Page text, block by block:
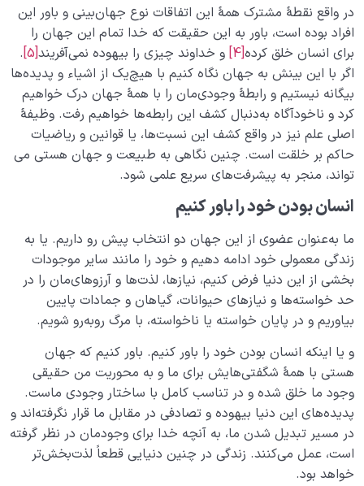
در واقع نقطۀ مشترک همۀ این اتفاقات نوع جهان‌بینی و باور این
افراد بوده است، باور به این حقیقت ‌که خدا تمام این جهان را
برای انسان خلق کرده[4] و خداوند چیزی را بیهوده نمی­‌آفریند[5]
.
اگر با این بینش به جهان نگاه کنیم با هیچ‌­یک از اشیاء و پدیده‌­ها
بیگانه نیستیم و رابطۀ وجودی‌مان را با همۀ جهان درک خواهیم
کرد و ناخودآگاه به‌دنبال کشف این رابطه‌­ها خواهیم رفت. وظیفۀ
اصلی علم نیز در واقع کشف این نسبت­‌ها، یا قوانین و ریاضیات
حاکم بر خلقت است. چنین نگاهی به طبیعت و جهان هستی می­‌
تواند، منجر به پیشرفت­‌های سریع علمی شود.
انسان بودن خود را باور کنیم
ما به‌عنوان عضوی از این جهان دو انتخاب پیش رو داریم. یا به
زندگی معمولی خود ادامه دهیم و خود را مانند سایر موجودات
بخشی از این دنیا فرض کنیم، نیازها، لذت‌ها و آرزوهای‌مان را در
حد خواسته­‌ها و نیازهای حیوانات، گیاهان و جمادات پایین
بیاوریم و در پایان خواسته یا ناخواسته، با مرگ روبه‌رو شویم.
و یا اینکه انسان بودن خود را باور کنیم. باور کنیم که جهان
هستی با همۀ شگفتی­‌هایش برای ما و به محوریت من حقیقی
وجود ما خلق شده و در تناسب کامل با ساختار وجودی ماست.
پدیده‌های این دنیا بیهوده و تصادفی در مقابل ما قرار نگرفته‌اند و
در مسیر تبدیل شدن ما، به آنچه خدا برای وجودمان در نظر گرفته
است، عمل می‌کنند. زندگی در چنین دنیایی قطعاً لذت­‌بخش‌­تر
خواهد بود.